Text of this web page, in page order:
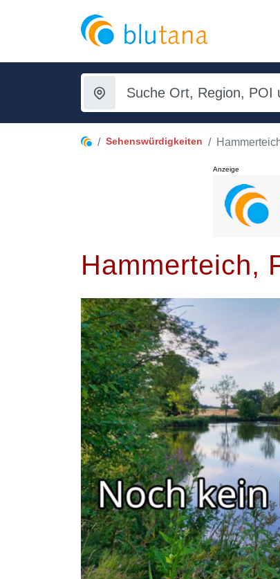
Sehenswürdigkeiten
Anzeige
Hammerteich,